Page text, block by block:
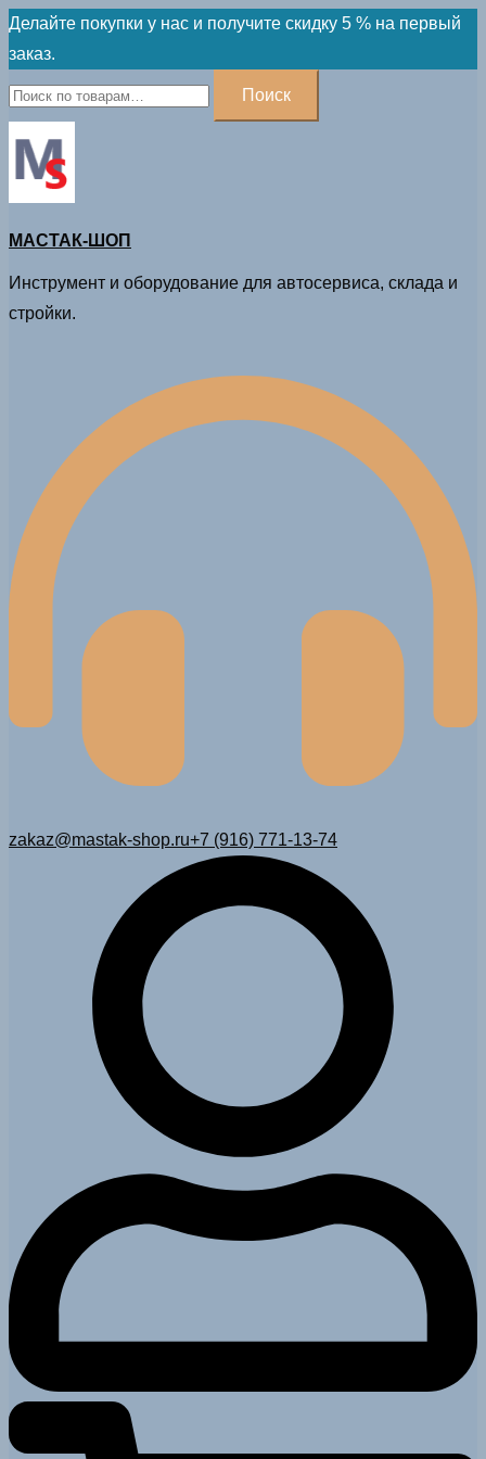
Skip
to
content
Делайте покупки у нас и получите скидку 5 % на первый
заказ.
Искать:
Поиск
МАСТАК-ШОП
Инструмент и оборудование для автосервиса, склада и
стройки.
zakaz@mastak-shop.ru+7 (916) 771-13-74